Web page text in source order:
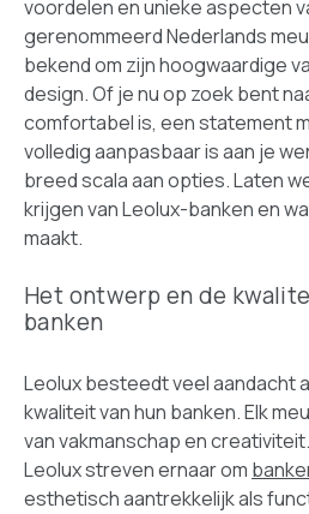
voordelen en unieke aspecten
gerenommeerd Nederlands
bekend om zijn hoogwaardige
design. Of je nu op zoek bent
comfortabel is, een statement
volledig aanpasbaar is aan je
breed scala aan opties. Laten
krijgen van Leolux-banken en
maakt.
Het ontwerp en de
banken
Leolux besteedt veel aandacht
kwaliteit van hun banken. Elk
van vakmanschap en
Leolux streven ernaar om
esthetisch aantrekkelijk als